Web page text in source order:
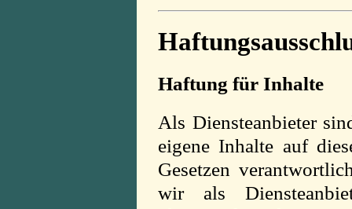
Haftung für Inhalte
Als Diensteanbieter
eigene Inhalte auf
Gesetzen
wir als